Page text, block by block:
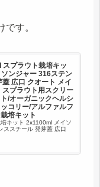
す。
プラウト栽培キッ
ソンジャー 316ステン
蓋 広口 クオート メイ
スプラウト用スクリー
/オーガニックヘルシ
コリー/アルファルフ
培キット
キット 2x1100ml メイソ
ススチール 発芽蓋 広口